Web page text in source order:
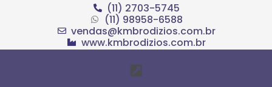
(11) 2703-5745
(11) 98958-6588
vendas@kmbrodizios.com.br
www.kmbrodizios.com.br
Menu